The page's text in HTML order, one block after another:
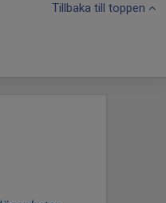
Tillbaka till toppen